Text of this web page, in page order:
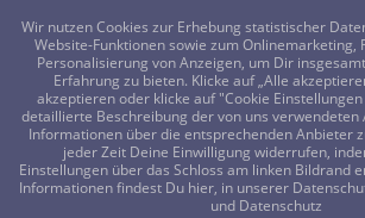
FRAGEN? KOSTENLOS ANRUFEN:
Wir nutzen Cookies zur Erhebung statistischer
Website-Funktionen sowie zum Onlinemarketing,
Personalisierung von Anzeigen, um Dir
Erfahrung zu bieten. Klicke auf „Alle
akzeptieren oder klicke auf "Cookie
detaillierte Beschreibung der von uns verwendeten
Informationen über die entsprechenden Anbieter
jeder Zeit Deine Einwilligung widerrufen,
Einstellungen über das Schloss am linken Bildrand
Informationen findest Du hier, in unserer
und Datenschutz